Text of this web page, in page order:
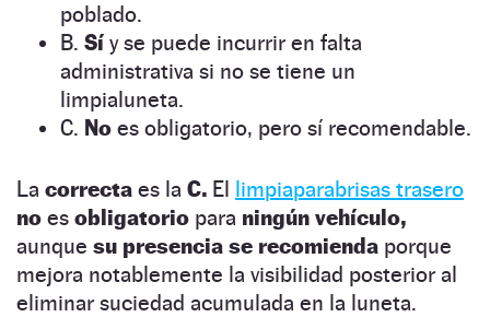
poblado.
B. Sí y se puede incurrir en falta
administrativa si no se tiene un
limpialuneta.
C. No es obligatorio, pero sí recomendable.
La correcta es la C. El limpiaparabrisas trasero
no es obligatorio para ningún vehículo,
aunque su presencia se recomienda porque
mejora notablemente la visibilidad posterior al
eliminar suciedad acumulada en la luneta.